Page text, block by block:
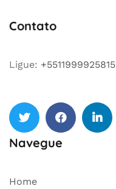
Contato
Ligue: +5511999925815
Twitter facebook
Navegue
Home